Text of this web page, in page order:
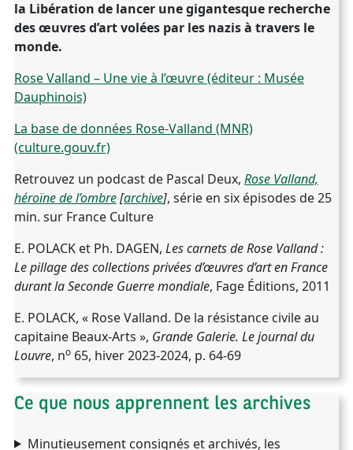
la Libération de lancer une gigantesque recherche
des œuvres d’art volées par les nazis à travers le
monde.
Rose Valland – Une vie à l’œuvre (éditeur : Musée
Dauphinois)
La base de données Rose-Valland (MNR)
(culture.gouv.fr)
Retrouvez un podcast de Pascal Deux, Rose Valland,
héroïne de l’ombre[archive], série en six épisodes de 25
min. sur France Culture
E. POLACK et Ph. DAGEN, Les carnets de Rose Valland :
Le pillage des collections privées d’œuvres d’art en France
durant la Seconde Guerre mondiale, Fage Éditions, 2011
E. POLACK, « Rose Valland. De la résistance civile au
capitaine Beaux-Arts », Grande Galerie. Le journal du
Louvre, no 65,‎ hiver 2023-2024, p. 64-69
Ce que nous apprennent les archives
Minutieusement consignés et archivés, les